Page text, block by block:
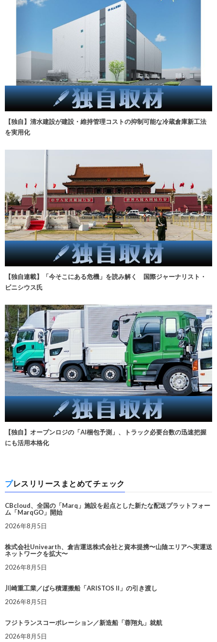
【独自】清水建設が建設・維持管理コストの抑制可能な冷蔵倉庫新工法
を実用化
【独自連載】「今そこにある危機」を読み解く 国際ジャーナリスト・
ビニシウス氏
【独自】オープンロジの「AI梱包予測」、トラック必要台数の迅速把握
にも活用本格化
プレスリリースまとめてチェック
CBcloud、全国の「Marq」施設を起点とした新たな配送プラットフォー
ム「MarqGO」開始
2026年8月5日
株式会社Univearth、倉吉運送株式会社と資本提携〜山陰エリアへ実運送
ネットワークを拡大〜
2026年8月5日
川崎重工業／ばら積運搬船「ARISTOS II」の引き渡し
2026年8月5日
フジトランスコーポレーション／新造船「蓉翔丸」就航
2026年8月5日